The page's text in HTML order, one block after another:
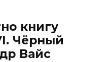
книгу
Чёрный
Вайс